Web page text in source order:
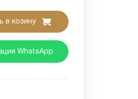
в козину
WhatsApp